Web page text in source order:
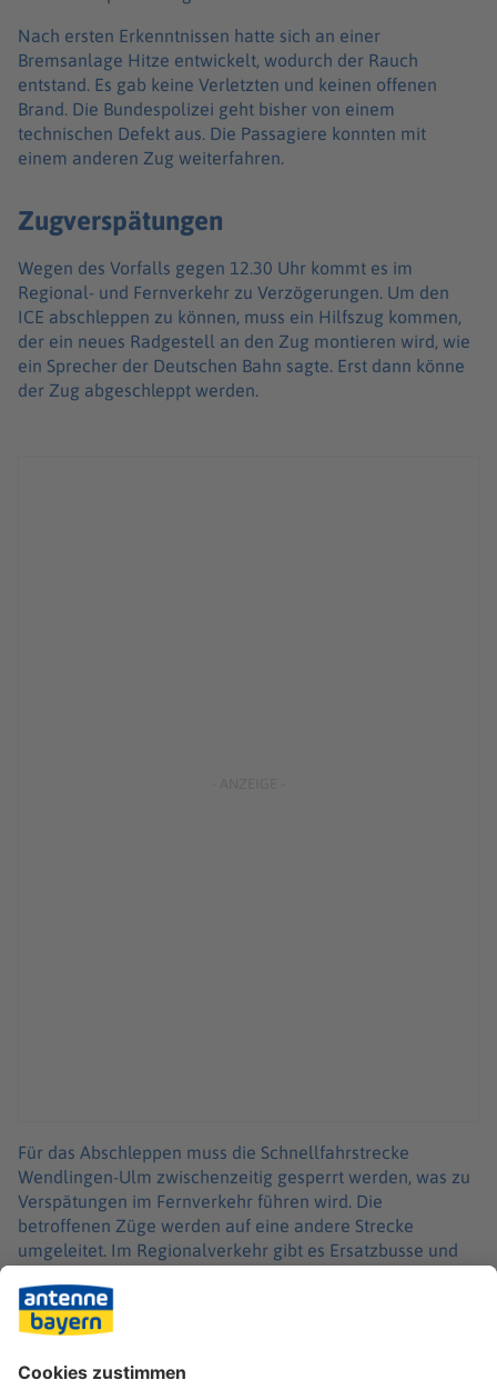
Nach ersten Erkenntnissen hatte sich an einer
Bremsanlage Hitze entwickelt, wodurch der Rauch
entstand. Es gab keine Verletzten und keinen offenen
Brand. Die Bundespolizei geht bisher von einem
technischen Defekt aus. Die Passagiere konnten mit
einem anderen Zug weiterfahren.
Zugverspätungen
Wegen des Vorfalls gegen 12.30 Uhr kommt es im
Regional- und Fernverkehr zu Verzögerungen. Um den
ICE abschleppen zu können, muss ein Hilfszug kommen,
der ein neues Radgestell an den Zug montieren wird, wie
ein Sprecher der Deutschen Bahn sagte. Erst dann könne
der Zug abgeschleppt werden.
Für das Abschleppen muss die Schnellfahrstrecke
Wendlingen-Ulm zwischenzeitig gesperrt werden, was zu
Verspätungen im Fernverkehr führen wird. Die
betroffenen Züge werden auf eine andere Strecke
umgeleitet. Im Regionalverkehr gibt es Ersatzbusse und
Für die Evakuierung der Passagiere des betroffenen ICE
fuhr ein weiterer Zug parallel heran. Über Behelfsbrücken
konnten die 280 Passagiere dann in diesen wechseln.